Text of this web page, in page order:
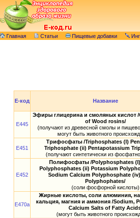
Главная Статьи Пищевые добавки
E-код Название
E445
Эфиры глицерина и смоляных кислот /
of Wood rosins/
(получают из древесной смолы и
могут быть животного
E451
Трифосфаты /Triphosphates (I)
Triphosphate (ii) Pentapotassium
(получают синтетически из
E452
Полифосфаты /Polyphosphates
Polyphosphates (ii) Potassium
Sodium Calcium Polyphosphate
Polyphophates/
(соли фосфорной кислоты)
E470a
Жирные кислоты, соли алюминия,
кальция, магния и аммония /Sodium,
Calcium Salts of Fatty
(могут быть животного